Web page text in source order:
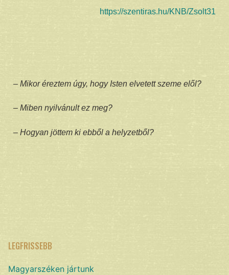
https://szentiras.hu/KNB/Zsolt31
– Mikor éreztem úgy, hogy Isten elvetett szeme elől?
– Miben nyilvánult ez meg?
– Hogyan jöttem ki ebből a helyzetből?
LEGFRISSEBB
Magyarszéken jártunk